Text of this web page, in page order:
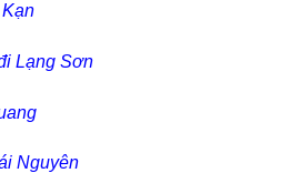
Lạng Sơn
Nguyên